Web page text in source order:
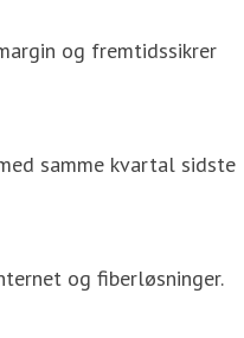
og fremtidssikrer
samme kvartal sidste
og fiberløsninger.